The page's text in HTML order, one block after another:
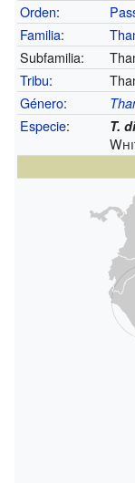
Orden:
Familia:
Subfamilia:
Tribu:
Género:
Especie: T.